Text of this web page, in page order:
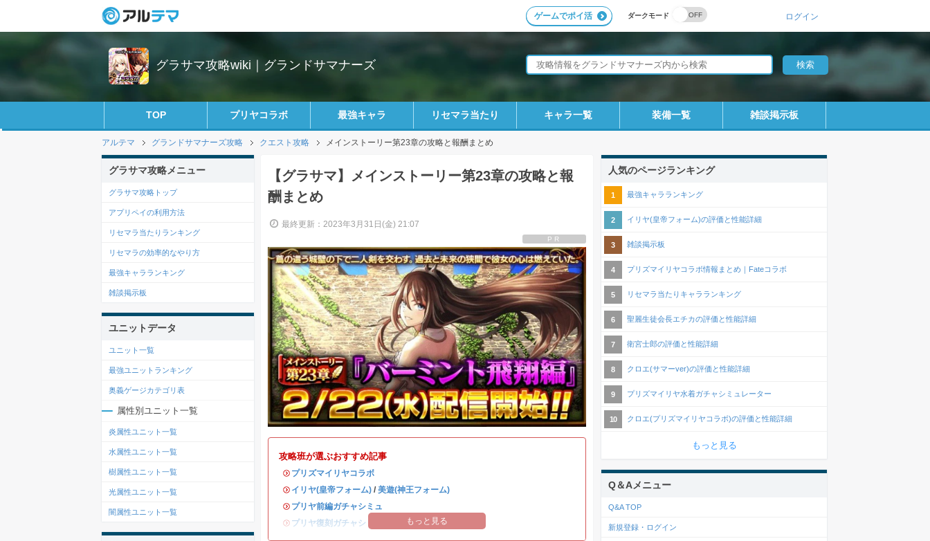
ダークモード
ゲームでポイ活 ログイン
グラサマ攻略wiki｜グランドサマナーズ
TOP プリヤコラボ 最強キャラ リセマラ当たり キャラ一覧 装備一覧 雑談掲示板
アルテマ グランドサマナーズ攻略 クエスト攻略 メインストーリー第23章の攻略と報酬まとめ
【グラサマ】メインストーリー第23章の攻略と報
酬まとめ
最終更新：2023年3月31日(金) 21:07
PR
攻略班が選ぶおすすめ記事
・ プリズマイリヤコラボ
・ イリヤ(皇帝フォーム) / 美遊(神王フォーム)
・ プリヤ前編ガチャシミュ
・ プリヤ復刻ガチャシミュ もっと見る
グラサマ攻略メニュー
グラサマ攻略トップ
アプリペイの利用方法
リセマラ当たりランキング
リセマラの効率的なやり方
最強キャラランキング
雑談掲示板
ユニットデータ
ユニット一覧
最強ユニットランキング
奥義ゲージカテゴリ表
属性別ユニット一覧
炎属性ユニット一覧
水属性ユニット一覧
樹属性ユニット一覧
光属性ユニット一覧
闇属性ユニット一覧
人気のページランキング
最強キャラランキング
イリヤ(皇帝フォーム)の評価と性能詳細
雑談掲示板
プリズマイリヤコラボ情報まとめ｜Fateコラボ
リセマラ当たりキャラランキング
聖麗生徒会長エチカの評価と性能詳細
衛宮士郎の評価と性能詳細
クロエ(サマーver)の評価と性能詳細
プリズマイリヤ水着ガチャシミュレーター
クロエ(プリズマイリヤコラボ)の評価と性能詳細
もっと見る
Q＆Aメニュー
Q&A TOP
新規登録・ログイン